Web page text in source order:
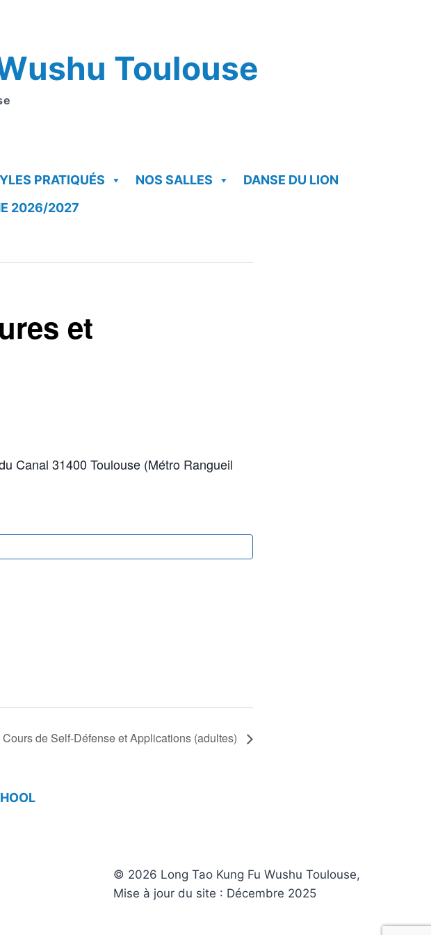
Toulouse
PRATIQUÉS NOS SALLES
DANSE DU LION
2026/2027
et
Canal 31400 Toulouse (Métro Rangueil
Cours de Self-Défense et Applications (adultes)
© 2026 Long Tao Kung Fu Wushu Toulouse,
Mise à jour du site : Décembre 2025